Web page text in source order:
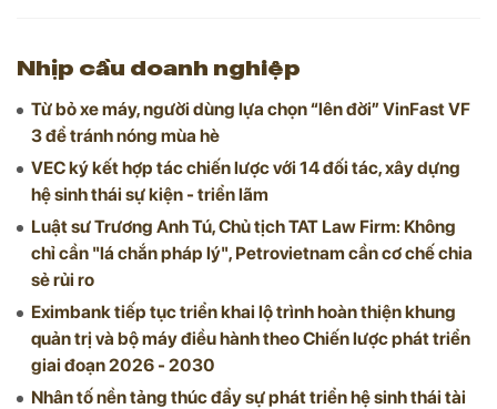
Nhịp cầu doanh nghiệp
Từ bỏ xe máy, người dùng lựa chọn “lên đời” VinFast VF
3 để tránh nóng mùa hè
VEC ký kết hợp tác chiến lược với 14 đối tác, xây dựng
hệ sinh thái sự kiện - triển lãm
Luật sư Trương Anh Tú, Chủ tịch TAT Law Firm: Không
chỉ cần "lá chắn pháp lý", Petrovietnam cần cơ chế chia
sẻ rủi ro
Eximbank tiếp tục triển khai lộ trình hoàn thiện khung
quản trị và bộ máy điều hành theo Chiến lược phát triển
giai đoạn 2026 - 2030
Nhân tố nền tảng thúc đẩy sự phát triển hệ sinh thái tài